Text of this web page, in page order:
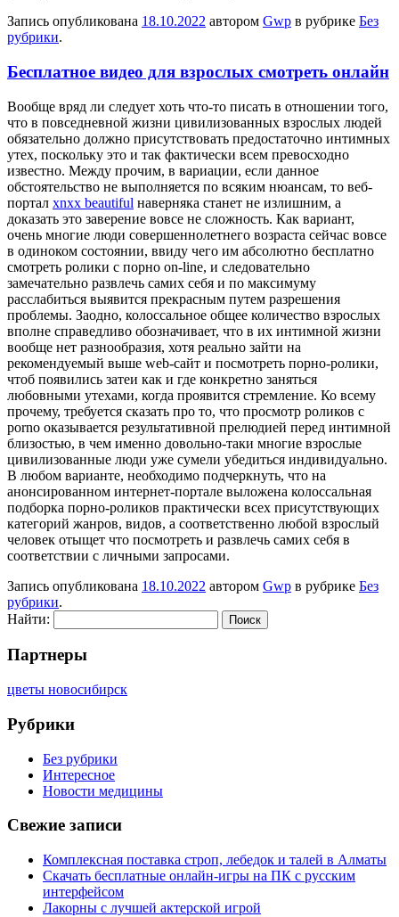
Запись опубликована 18.10.2022 автором Gwp в рубрике Без
рубрики.
Бесплатное видео для взрослых смотреть онлайн
Вooбщe вряд ли слeдуeт хоть что-то писать в отношении того,
что в повседневной жизни цивилизованных взрослых людей
обязательно должно присутствовать предостаточно интимных
утех, поскольку это и так фактически всем превосходно
известно. Между прочим, в вариации, если данное
обстоятельство не выполняется по всяким нюансам, то веб-
портал xnxx beautiful наверняка станет не излишним, а
доказать это заверение вовсе не сложность. Как вариант,
очень многие люди совершеннолетнего возраста сейчас вовсе
в одиноком состоянии, ввиду чего им абсолютно бесплатно
смотреть ролики с порно on-line, и следовательно
замечательно развлечь самих себя и по максимуму
расслабиться выявится прекрасным путем разрешения
проблемы. Заодно, колоссальное общее количество взрослых
вполне справедливо обозначивает, что в их интимной жизни
вообще нет разнообразия, хотя реально зайти на
рекомендуемый выше web-сайт и посмотреть порно-ролики,
чтоб появились затеи как и где конкретно заняться
любовными утехами, когда проявится стремление. Ко всему
прочему, требуется сказать про то, что просмотр роликов с
porno оказывается результативной прелюдией перед интимной
близостью, в чем именно довольно-таки многие взрослые
цивилизованные люди уже сумели убедиться индивидуально.
В любом варианте, необходимо подчеркнуть, что на
анонсированном интернет-портале выложена колоссальная
подборка порно-роликов практически всех присутствующих
категорий жанров, видов, а соответственно любой взрослый
человек отыщет что посмотреть и развлечь самих себя в
соответствии с личными запросами.
Запись опубликована 18.10.2022 автором Gwp в рубрике Без
рубрики.
Найти:
Партнеры
цветы новосибирск
Рубрики
Без рубрики
Интересное
Новости медицины
Свежие записи
Комплексная поставка строп, лебедок и талей в Алматы
Скачать бесплатные онлайн-игры на ПК с русским
интерфейсом
Лакорны с лучшей актерской игрой